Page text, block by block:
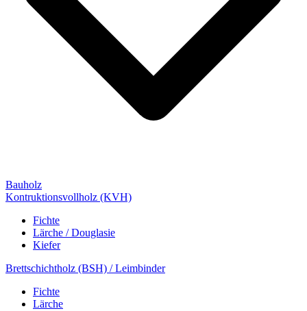
Bauholz
Kontruktionsvollholz (KVH)
Fichte
Lärche / Douglasie
Kiefer
Brettschichtholz (BSH) / Leimbinder
Fichte
Lärche